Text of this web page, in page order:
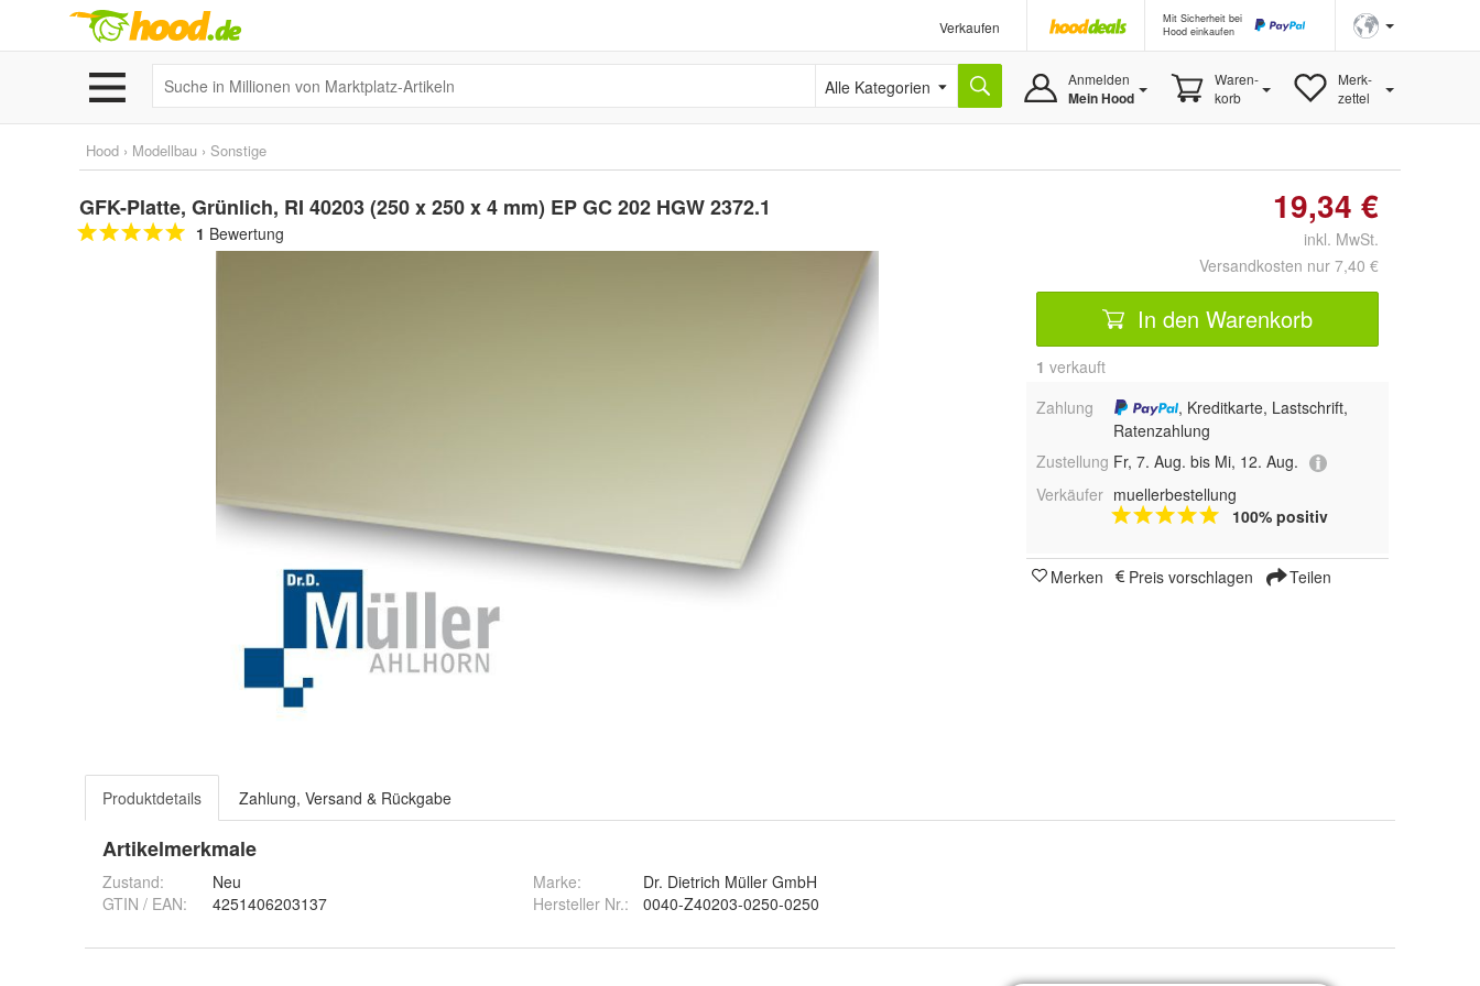
Verkaufen
Mit Sicherheit bei
Hood einkaufen
Alle Kategorien Anmelden
Mein Hood
Waren-
korb
Merk-
zettel
Hood › Modellbau › Sonstige
GFK-Platte, Grünlich, RI 40203 (250 x 250 x 4 mm) EP GC 202 HGW 2372.1
1 Bewertung
19,34 €
inkl. MwSt.
Versandkosten nur 7,40 €
In den Warenkorb
1 verkauft
Zahlung
, Kreditkarte, Lastschrift,
Ratenzahlung
Zustellung Fr, 7. Aug. bis Mi, 12. Aug.
Verkäufer muellerbestellung
100% positiv
Merken Preis vorschlagen Teilen
Produktdetails Zahlung, Versand & Rückgabe
Artikelmerkmale
Zustand:
Neu
GTIN / EAN:
4251406203137
Marke:
Dr. Dietrich Müller GmbH
Hersteller Nr.:
0040-Z40203-0250-0250